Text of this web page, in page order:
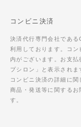
コンビニ決済
決済代行専門会社であ
利用しております。コ
内がございます。お支
プシロン」と表示されま
コンビニ決済の詳細に
商品・発送等に関するお
す。